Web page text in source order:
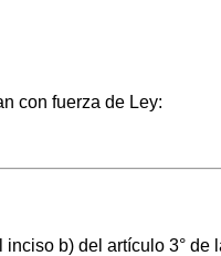
con fuerza de Ley:
b) del artículo 3° de